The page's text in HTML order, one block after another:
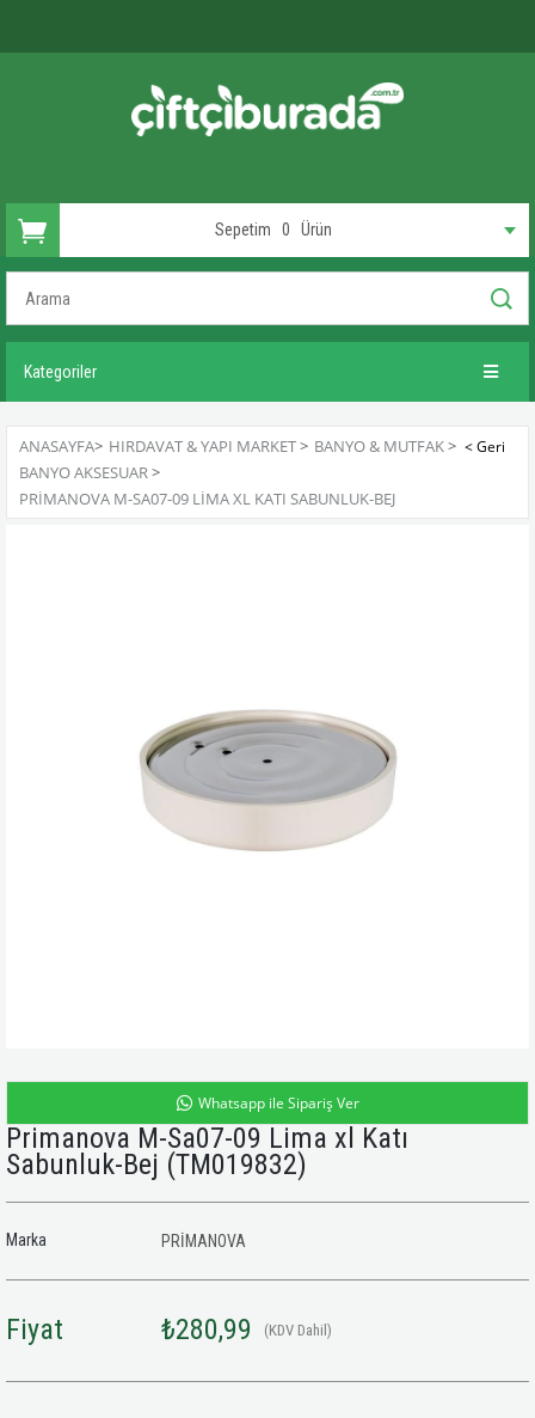
Sepetim 0 Ürün
Kategoriler
ANASAYFA> HIRDAVAT & YAPI MARKET> BANYO & MUTFAK>
BANYO AKSESUAR>
PRIMANOVA M-SA07-09 LIMA XL KATI SABUNLUK-BEJ
Whatsapp ile Sipariş Ver
Primanova M-Sa07-09 Lima xl Katı
Sabunluk-Bej (TM019832)
Marka PRİMANOVA
Fiyat ₺280,99 (KDV Dahil)